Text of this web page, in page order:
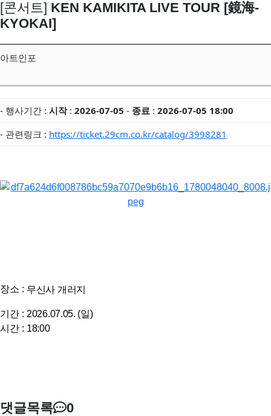
[콘서트] KEN KAMIKITA LIVE TOUR [鏡海-
KYOKAI]
아트인포
- 행사기간 : 시작: 2026-07-05 - 종료 : 2026-07-05 18:00
- 관련링크 : https://ticket.29cm.co.kr/catalog/3998281
장소 : 무신사 개러지
기간 : 2026.07.05. (일)
시간 : 18:00
댓글목록 0